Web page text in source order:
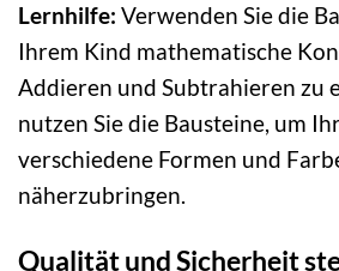
Lernhilfe: Verwenden Sie die
Ihrem Kind mathematische
Addieren und Subtrahieren zu
nutzen Sie die Bausteine, um
verschiedene Formen und
näherzubringen.
Qualität und Sicherheit